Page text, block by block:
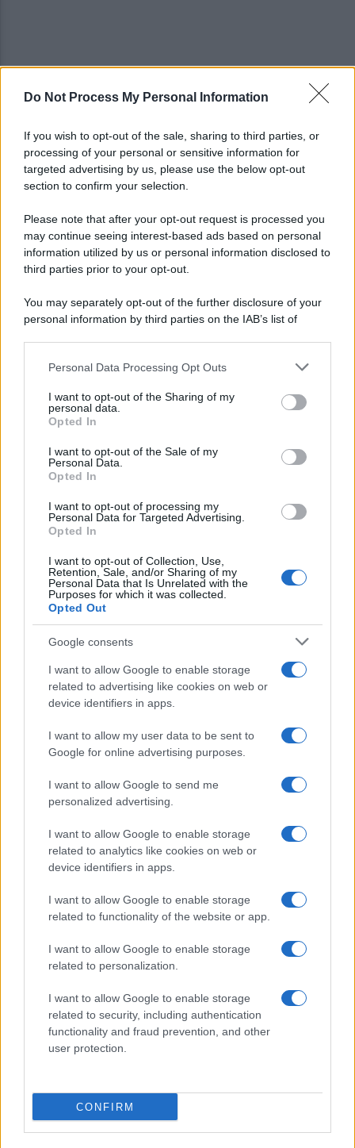
Do Not Process My Personal Information
If you wish to opt-out of the sale, sharing to third parties, or
processing of your personal or sensitive information for
targeted advertising by us, please use the below opt-out
section to confirm your selection.
Please note that after your opt-out request is processed you
may continue seeing interest-based ads based on personal
information utilized by us or personal information disclosed to
third parties prior to your opt-out.
You may separately opt-out of the further disclosure of your
personal information by third parties on the IAB’s list of
This information may also be disclosed by us to third parties
disclose it to other third parties.
Please note that this website/app uses one or more Google
services and may gather and store information including but
not limited to your visit or usage behaviour. You may click to
grant or deny consent to Google and its third-party tags to
consent section.
Personal Data Processing Opt Outs
I want to opt-out of the Sharing of my
personal data.
Opted In
I want to opt-out of the Sale of my
Personal Data.
Opted In
I want to opt-out of processing my
Personal Data for Targeted Advertising.
Opted In
I want to opt-out of Collection, Use,
Retention, Sale, and/or Sharing of my
Personal Data that Is Unrelated with the
Purposes for which it was collected.
Opted Out
Google consents
I want to allow Google to enable storage
related to advertising like cookies on web or
device identifiers in apps.
I want to allow my user data to be sent to
Google for online advertising purposes.
I want to allow Google to send me
personalized advertising.
I want to allow Google to enable storage
related to analytics like cookies on web or
device identifiers in apps.
I want to allow Google to enable storage
related to functionality of the website or app.
I want to allow Google to enable storage
related to personalization.
I want to allow Google to enable storage
related to security, including authentication
functionality and fraud prevention, and other
user protection.
CONFIRM
Spaccio di droga a Roma, 13 arresti: nei guai
Tariq Owens è il nuovo centro dell'Avellino Basket
CHI SIAMO CONTATTI PUBBLICITÀ LAVORA CON NOI
OTTO CHANNEL
Iscritto al Registro degli Operatori di Comunicazione n. 37512
© Riproduzione Riservata – Ne è consentita esclusivamente una
riproduzione parziale con citazione della fonte corretta